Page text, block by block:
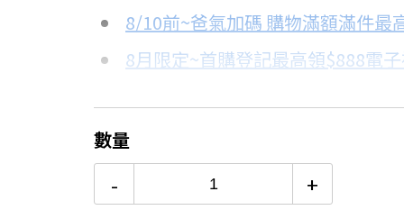
分期數
3期
每期金額
$20,829
$5,207
8/10前~爸氣加碼 購物滿額滿件最
8月限定~首購登記最高領$888電
更多信用卡分期0利率滿額享回饋
熱銷冷氣機推薦→點我看達人教你
冷氣挑選教學→點我看達人教你買
數量
- +